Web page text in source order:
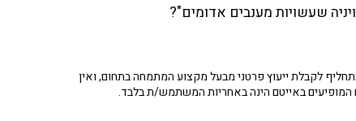
שעשויות מענבים אדומים"?
לקבלת ייעוץ פרטני מבעל מקצוע המתמחה בתחום, ואין
באייטם הינה באחריות המשתמש/ת בלבד.